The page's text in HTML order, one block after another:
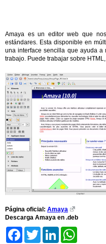
Amaya es un editor web que
estándares. Esta disponible en
una interface sencilla que ayuda a
trabajo. Puede trabajar sobre
Página oficial: Amaya
Descarga Amaya en .deb
FacebookTwitter LinkedIn